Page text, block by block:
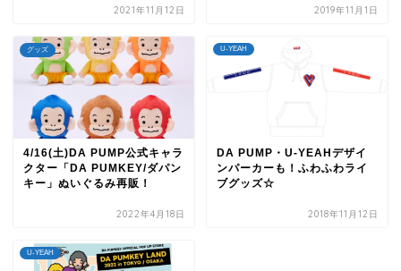
2021年11月12日 2019年11月1日
グッズ
4/16(土)DA PUMP公式キャラ
クター「DA PUMKEY/ダパン
キー」ぬいぐるみ再販！
2022年4月18日
U-YEAH
DA PUMP・U-YEAHデザイ
ンパーカーも！ふわふわライ
ブグッズ☆
2018年11月12日
U-YEAH